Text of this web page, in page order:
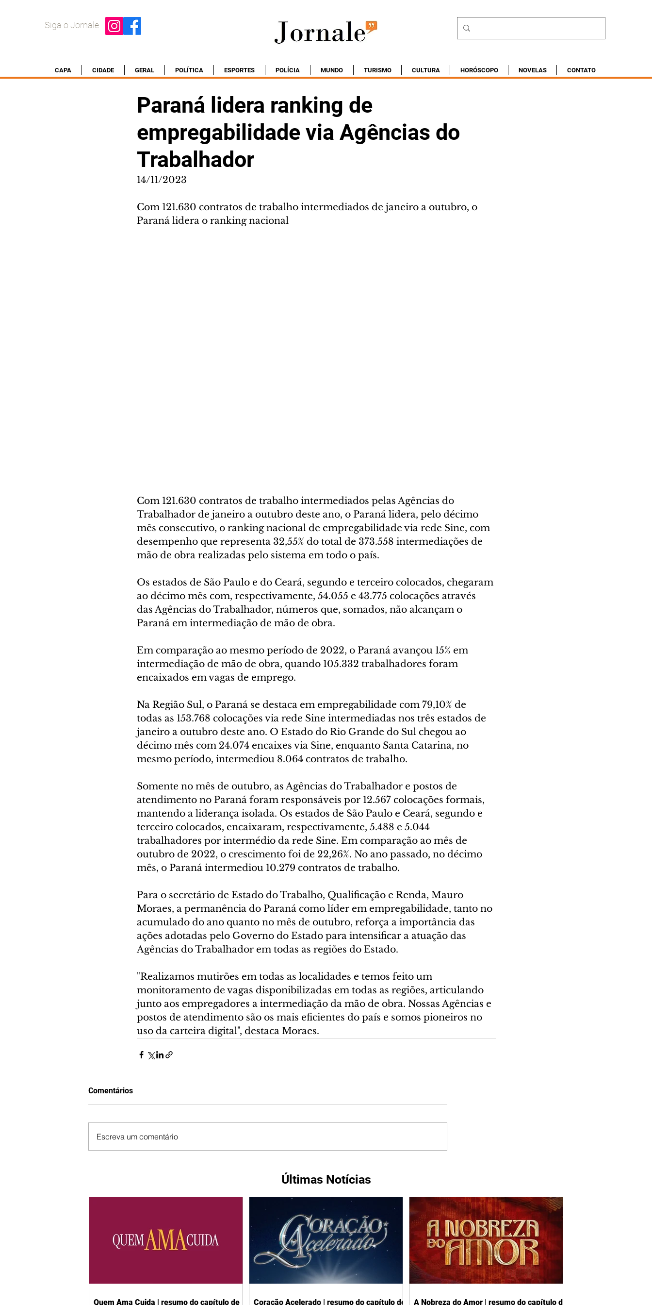
Siga o Jornale
CAPA CIDADE GERAL POLÍTICA ESPORTES POLÍCIA MUNDO TURISMO CULTURA HORÓSCOPO NOVELAS CONTATO
Paraná lidera ranking de
empregabilidade via Agências do
Trabalhador
14/11/2023
Com 121.630 contratos de trabalho intermediados de janeiro a outubro, o
Paraná lidera o ranking nacional
Com 121.630 contratos de trabalho intermediados pelas Agências do
Trabalhador de janeiro a outubro deste ano, o Paraná lidera, pelo décimo
mês consecutivo, o ranking nacional de empregabilidade via rede Sine, com
desempenho que representa 32,55% do total de 373.558 intermediações de
mão de obra realizadas pelo sistema em todo o país.
Os estados de São Paulo e do Ceará, segundo e terceiro colocados, chegaram
ao décimo mês com, respectivamente, 54.055 e 43.775 colocações através
das Agências do Trabalhador, números que, somados, não alcançam o
Paraná em intermediação de mão de obra.
Em comparação ao mesmo período de 2022, o Paraná avançou 15% em
intermediação de mão de obra, quando 105.332 trabalhadores foram
encaixados em vagas de emprego.
Na Região Sul, o Paraná se destaca em empregabilidade com 79,10% de
todas as 153.768 colocações via rede Sine intermediadas nos três estados de
janeiro a outubro deste ano. O Estado do Rio Grande do Sul chegou ao
décimo mês com 24.074 encaixes via Sine, enquanto Santa Catarina, no
mesmo período, intermediou 8.064 contratos de trabalho.
Somente no mês de outubro, as Agências do Trabalhador e postos de
atendimento no Paraná foram responsáveis por 12.567 colocações formais,
mantendo a liderança isolada. Os estados de São Paulo e Ceará, segundo e
terceiro colocados, encaixaram, respectivamente, 5.488 e 5.044
trabalhadores por intermédio da rede Sine. Em comparação ao mês de
outubro de 2022, o crescimento foi de 22,26%. No ano passado, no décimo
mês, o Paraná intermediou 10.279 contratos de trabalho.
Para o secretário de Estado do Trabalho, Qualificação e Renda, Mauro
Moraes, a permanência do Paraná como líder em empregabilidade, tanto no
acumulado do ano quanto no mês de outubro, reforça a importância das
ações adotadas pelo Governo do Estado para intensificar a atuação das
Agências do Trabalhador em todas as regiões do Estado.
"Realizamos mutirões em todas as localidades e temos feito um
monitoramento de vagas disponibilizadas em todas as regiões, articulando
junto aos empregadores a intermediação da mão de obra. Nossas Agências e
postos de atendimento são os mais eficientes do país e somos pioneiros no
uso da carteira digital", destaca Moraes.
Comentários
Escreva um comentário
Últimas Notícias
Quem Ama Cuida | resumo do capítulo de
Coração Acelerado | resumo do capítulo de
A Nobreza do Amor | resumo do capítulo de